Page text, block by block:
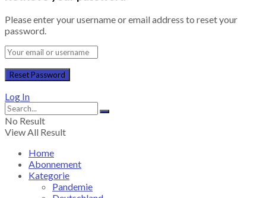
Please enter your username or email address to reset your
password.
Log In
No Result
View All Result
Home
Abonnement
Kategorie
Pandemie